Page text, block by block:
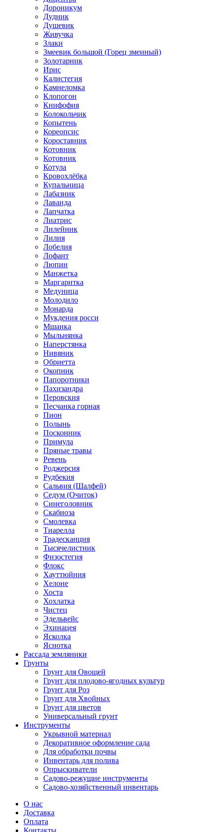
Дороникум
Дудник
Душевик
Живучка
Злаки
Змеевик большой (Горец змеиный)
Золотарник
Ирис
Калистегия
Камнеломка
Клопогон
Книфофия
Колокольчик
Копытень
Кореопсис
Короставник
Котовник
Котовник
Котула
Кровохлёбка
Купальница
Лабазник
Лаванда
Лапчатка
Лиатрис
Лилейник
Лилия
Лобелия
Лофант
Люпин
Манжетка
Маргаритка
Медуница
Молодило
Монарда
Мукдения росси
Мшанка
Мыльнянка
Наперстянка
Нивяник
Обриетта
Окопник
Папоротники
Пахизандра
Перовския
Песчанка горная
Пион
Полынь
Посконник
Примула
Пряные травы
Ревень
Роджерсия
Рудбекия
Сальвия (Шалфей)
Седум (Очиток)
Синеголовник
Скабиоза
Смолевка
Тиарелла
Традесканция
Тысячелистник
Физостегия
Флокс
Хауттюйния
Хелоне
Хоста
Хохлатка
Чистец
Эдельвейс
Эхинацея
Ясколка
Яснотка
Рассада земляники
Грунты
Грунт для Овощей
Грунт для плодово-ягодных культур
Грунт для Роз
Грунт для Хвойных
Грунт для цветов
Универсальный грунт
Инструменты
Укрывной материал
Декоративное оформление сада
Для обработки почвы
Инвентарь для полива
Опрыскиватели
Садово-режущие инструменты
Садово-хозяйственный инвентарь
О нас
Доставка
Оплата
Контакты